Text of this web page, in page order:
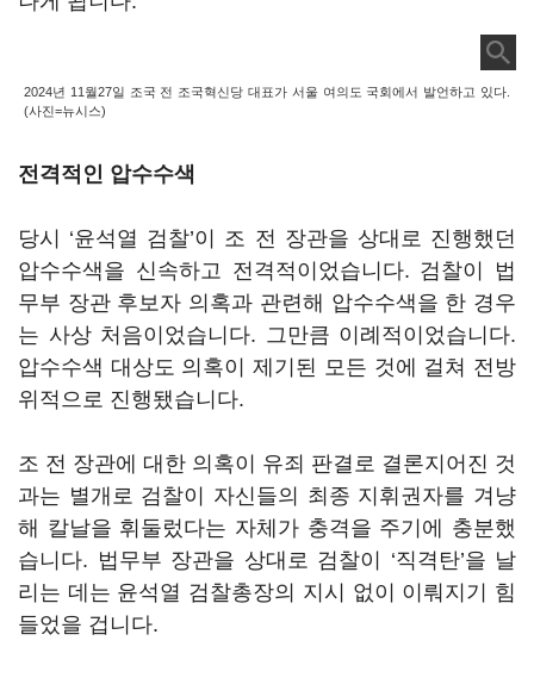
2024년 11월27일 조국 전 조국혁신당 대표가 서울 여의도 국회에서 발언하고 있다.
(사진=뉴시스)
전격적인 압수수색
당시 ‘윤석열 검찰’이 조 전 장관을 상대로 진행했던
압수수색을 신속하고 전격적이었습니다. 검찰이 법
무부 장관 후보자 의혹과 관련해 압수수색을 한 경우
는 사상 처음이었습니다. 그만큼 이례적이었습니다.
압수수색 대상도 의혹이 제기된 모든 것에 걸쳐 전방
위적으로 진행됐습니다.
조 전 장관에 대한 의혹이 유죄 판결로 결론지어진 것
과는 별개로 검찰이 자신들의 최종 지휘권자를 겨냥
해 칼날을 휘둘렀다는 자체가 충격을 주기에 충분했
습니다. 법무부 장관을 상대로 검찰이 ‘직격탄’을 날
리는 데는 윤석열 검찰총장의 지시 없이 이뤄지기 힘
들었을 겁니다.